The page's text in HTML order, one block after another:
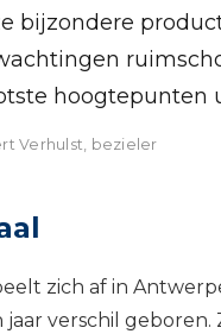
bijzondere
hoogtepunten
Verhulst, bezieler
zich af in
jaar verschil